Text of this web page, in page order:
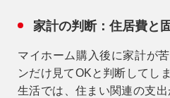
家計の判断：住居費と
マイホーム購入後に家計が
ンだけ見てOKと判断してし
生活では、住まい関連の支出